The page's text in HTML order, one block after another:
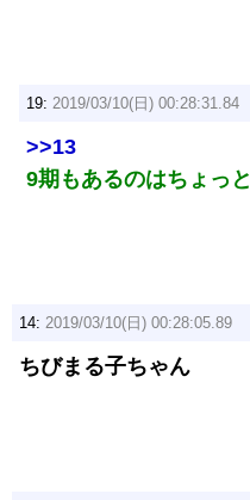
19: 2019/03/10(日) 00:28:31.84
>>13
9期もあるのはちょっと
14: 2019/03/10(日) 00:28:05.89
ちびまる子ちゃん